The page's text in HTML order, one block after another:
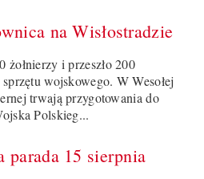
na Wisłostradzie
żołnierzy i przeszło 200
wojskowego. W Wesołej
trwają przygotowania do
Polskieg...
parada 15 sierpnia